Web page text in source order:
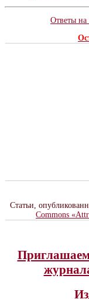
Ответы на
Статьи,
Commons